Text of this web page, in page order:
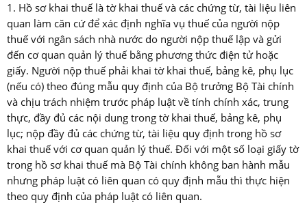
1. Hồ sơ khai thuế là tờ khai thuế và các chứng từ, tài liệu liên
quan làm căn cứ để xác định nghĩa vụ thuế của người nộp
thuế với ngân sách nhà nước do người nộp thuế lập và gửi
đến cơ quan quản lý thuế bằng phương thức điện tử hoặc
giấy. Người nộp thuế phải khai tờ khai thuế, bảng kê, phụ lục
(nếu có) theo đúng mẫu quy định của Bộ trưởng Bộ Tài chính
và chịu trách nhiệm trước pháp luật về tính chính xác, trung
thực, đầy đủ các nội dung trong tờ khai thuế, bảng kê, phụ
lục; nộp đầy đủ các chứng từ, tài liệu quy định trong hồ sơ
khai thuế với cơ quan quản lý thuế. Đối với một số loại giấy tờ
trong hồ sơ khai thuế mà Bộ Tài chính không ban hành mẫu
nhưng pháp luật có liên quan có quy định mẫu thì thực hiện
theo quy định của pháp luật có liên quan.